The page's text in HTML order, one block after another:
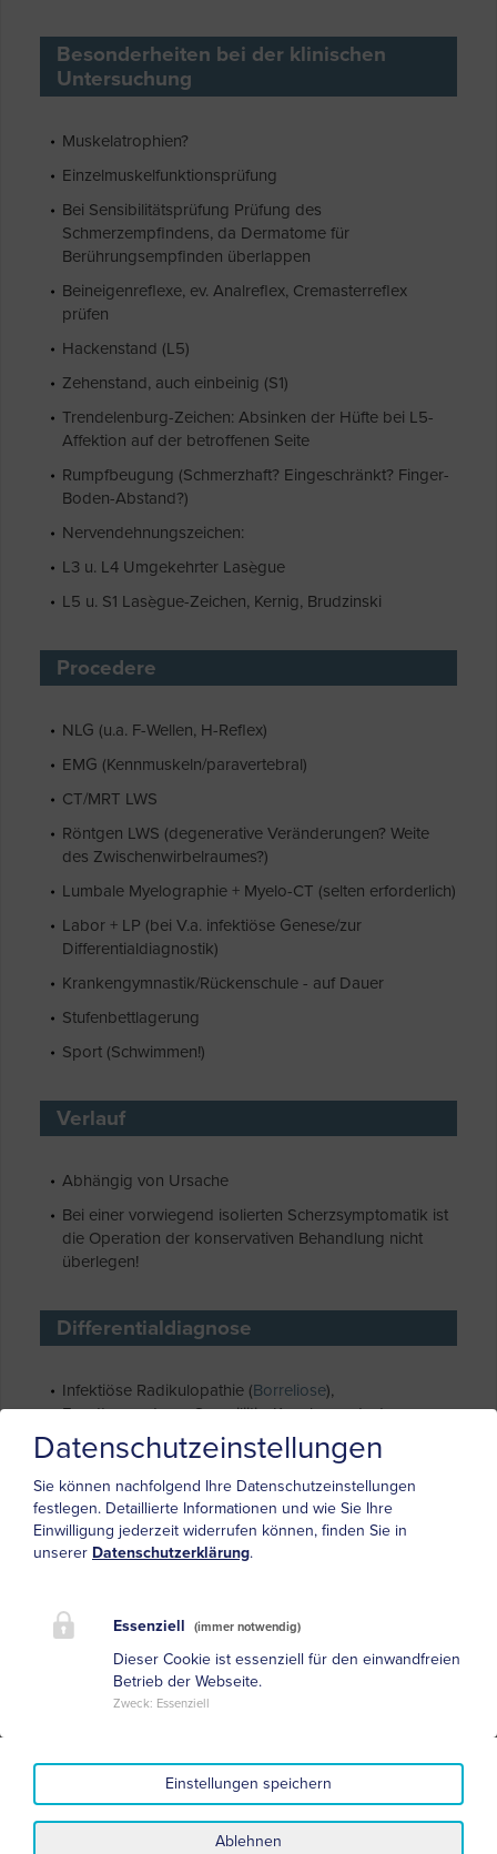
Besonderheiten bei der klinischen
Untersuchung
Muskelatrophien?
Einzelmuskelfunktionsprüfung
Bei Sensibilitätsprüfung Prüfung des
Schmerzempfindens, da Dermatome für
Berührungsempfinden überlappen
Beineigenreflexe, ev. Analreflex, Cremasterreflex
prüfen
Hackenstand (L5)
Zehenstand, auch einbeinig (S1)
Trendelenburg-Zeichen: Absinken der Hüfte bei L5-
Affektion auf der betroffenen Seite
Rumpfbeugung (Schmerzhaft? Eingeschränkt? Finger-
Boden-Abstand?)
Nervendehnungszeichen:
L3 u. L4 Umgekehrter Lasègue
L5 u. S1 Lasègue-Zeichen, Kernig, Brudzinski
Procedere
NLG (u.a. F-Wellen, H-Reflex)
EMG (Kennmuskeln/paravertebral)
CT/MRT LWS
Röntgen LWS (degenerative Veränderungen? Weite
des Zwischenwirbelraumes?)
Lumbale Myelographie + Myelo-CT (selten erforderlich)
Labor + LP (bei V.a. infektiöse Genese/zur
Differentialdiagnostik)
Krankengymnastik/Rückenschule - auf Dauer
Stufenbettlagerung
Sport (Schwimmen!)
Verlauf
Abhängig von Ursache
Bei einer vorwiegend isolierten Scherzsymptomatik ist
die Operation der konservativen Behandlung nicht
überlegen!
Differentialdiagnose
Infektiöse Radikulopathie (Borreliose),
Facettensyndrom, Sacroiliitis, Knochenmetastasen,
Abszesse, spinale Tumoren, Spondylodese,
Spondylodiszitis
Bursitis trochanterica: Anlaufschmerz, Schmerz beim
Treppensteigen, Schmerz beim Liegen auf betroffener
Seite, Schmerz lateraler Oberschenkel
Weiterführende Literatur
<link medien literatur-dvds category
neuroorthopaedie>Lendenwirbelsäule - Urban &
neurologie>Läsionen peripherer Nerven - Thieme
Datenschutzeinstellungen
Sie können nachfolgend Ihre Datenschutzeinstellungen
festlegen. Detaillierte Informationen und wie Sie Ihre
Einwilligung jederzeit widerrufen können, finden Sie in
unserer Datenschutzerklärung.
Essenziell (immer notwendig)
Dieser Cookie ist essenziell für den einwandfreien
Betrieb der Webseite.
Zweck: Essenziell
Ablehnen
Einstellungen speichern